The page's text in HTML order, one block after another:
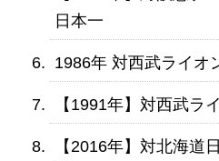
日本一
1986年 対西武ライオ
【1991年】対西武ラ
【2016年】対北海道